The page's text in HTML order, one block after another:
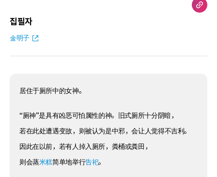
집필자
金明子
居住于厕所中的女神。
“厕神”是具有凶恶可怕属性的神。旧式厕所十分阴暗，
若在此处遭遇变故，则被认为是中邪，会让人觉得不吉利。
因此在以前，若有人掉入厕所，粪桶或粪田，
则会蒸米糕简单地举行告祀。